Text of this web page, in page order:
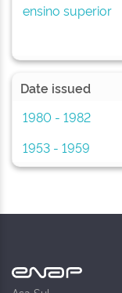
ensino superior
Date issued
1980 - 1982
1953 - 1959